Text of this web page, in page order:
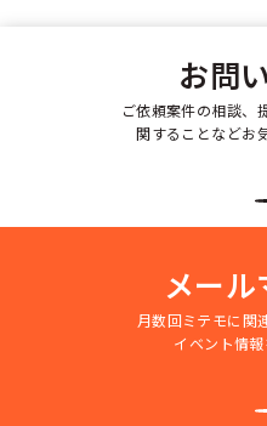
お問
ご依頼案件の相談、
関することなどお
メー
月数回ミテモに関
イベント情